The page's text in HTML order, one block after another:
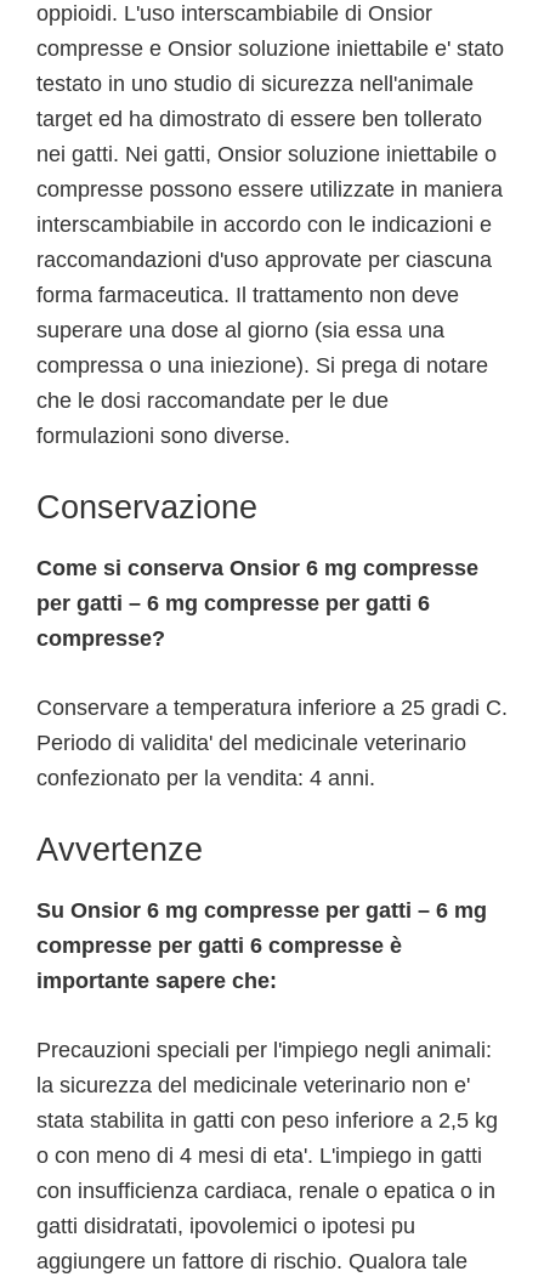
oppioidi. L'uso interscambiabile di Onsior
compresse e Onsior soluzione iniettabile e' stato
testato in uno studio di sicurezza nell'animale
target ed ha dimostrato di essere ben tollerato
nei gatti. Nei gatti, Onsior soluzione iniettabile o
compresse possono essere utilizzate in maniera
interscambiabile in accordo con le indicazioni e
raccomandazioni d'uso approvate per ciascuna
forma farmaceutica. Il trattamento non deve
superare una dose al giorno (sia essa una
compressa o una iniezione). Si prega di notare
che le dosi raccomandate per le due
formulazioni sono diverse.
Conservazione
Come si conserva Onsior 6 mg compresse
per gatti – 6 mg compresse per gatti 6
compresse?
Conservare a temperatura inferiore a 25 gradi C.
Periodo di validita' del medicinale veterinario
confezionato per la vendita: 4 anni.
Avvertenze
Su Onsior 6 mg compresse per gatti – 6 mg
compresse per gatti 6 compresse è
importante sapere che:
Precauzioni speciali per l'impiego negli animali:
la sicurezza del medicinale veterinario non e'
stata stabilita in gatti con peso inferiore a 2,5 kg
o con meno di 4 mesi di eta'. L'impiego in gatti
con insufficienza cardiaca, renale o epatica o in
gatti disidratati, ipovolemici o ipotesi pu
aggiungere un fattore di rischio. Qualora tale